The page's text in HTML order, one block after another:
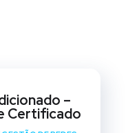
–
Certificado